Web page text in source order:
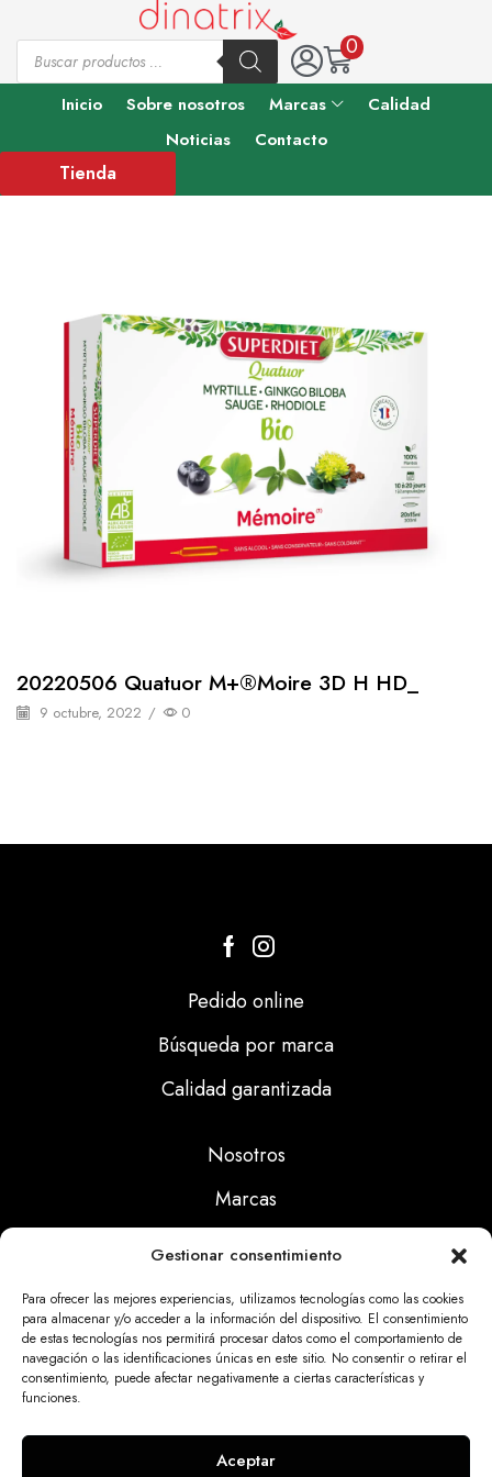
Gestionar consentimiento
Para ofrecer las mejores experiencias, utilizamos tecnologías como las cookies
para almacenar y/o acceder a la información del dispositivo. El consentimiento
de estas tecnologías nos permitirá procesar datos como el comportamiento de
navegación o las identificaciones únicas en este sitio. No consentir o retirar el
consentimiento, puede afectar negativamente a ciertas características y
funciones.
Aceptar
0
Inicio Sobre nosotros Marcas
Calidad
Noticias
Contacto
Tienda
20220506 Quatuor M+®moire 3D H HD_
9 octubre, 2022 / 0
Pedido online
Búsqueda por marca
Calidad garantizada
Nosotros
Marcas
Noticias
Aviso Legal
Politicas Cookies